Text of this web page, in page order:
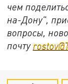
чем
на-Дону",
вопросы,
почту